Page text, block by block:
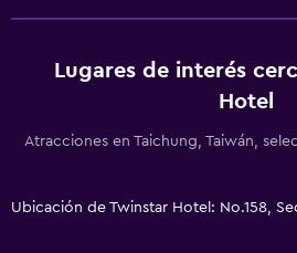
Nevera
Lavandería
Servicio de planchado
Lugares de interés
Hotel
Atracciones en Taichung, Taiwán,
Ubicación de Twinstar Hotel: No.158,